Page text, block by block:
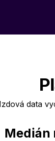
data
Medián